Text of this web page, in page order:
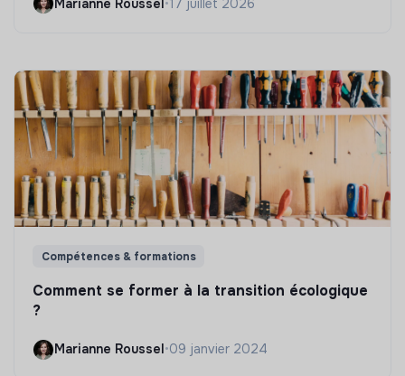
Marianne Roussel•17 juillet 2026
Compétences & formations
Comment se former à la transition écologique
?
Marianne Roussel •09 janvier 2024